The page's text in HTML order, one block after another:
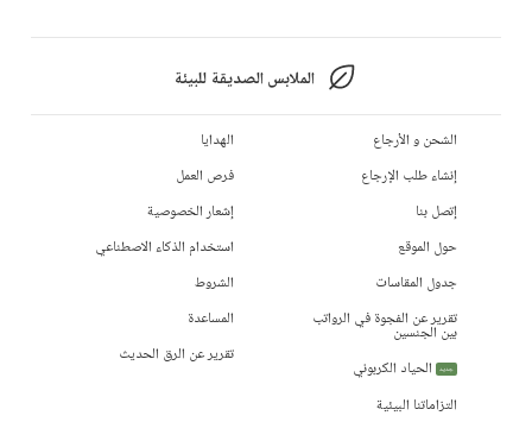
الملابس الصديقة للبيئة
الشحن و الأرجاع
إنشاء طلب الإرجاع
إتصل بنا
حول الموقع
جدول المقاسات
تقرير عن الفجوة في الرواتب
بين الجنسين
جديد
الحياد الكربوني
التزاماتنا البيئية
الهدايا
فرص العمل
إشعار الخصوصية
استخدام الذكاء الاصطناعي
الشروط
المساعدة
تقرير عن الرق الحديث